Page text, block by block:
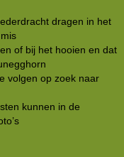
dragen in het
of bij het hooien en dat
volgen op zoek naar
kunnen in de